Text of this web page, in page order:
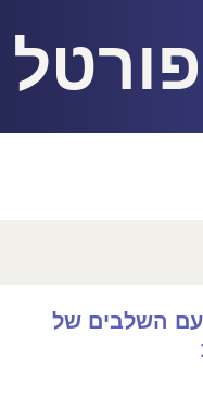
השלבים של